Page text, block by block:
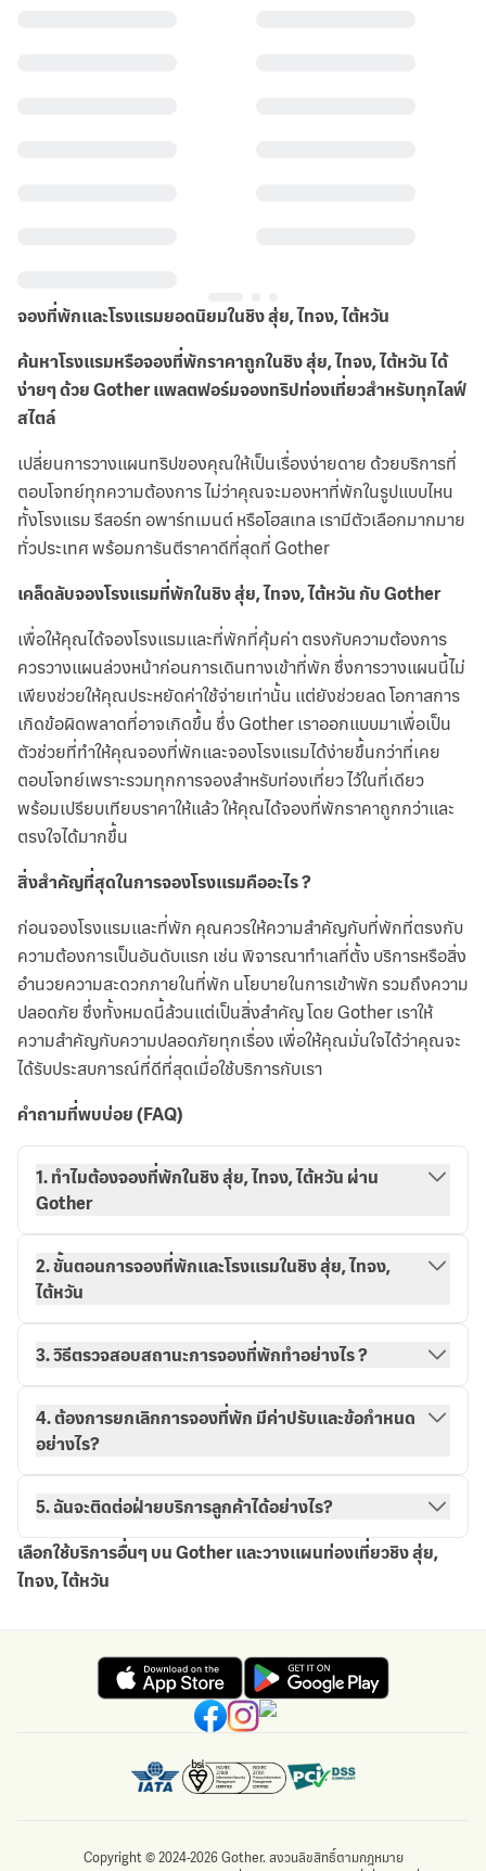
จองที่พักและโรงแรมยอดนิยมในชิง สุ่ย, ไทจง, ไต้หวัน
ค้นหาโรงแรมหรือจองที่พักราคาถูกในชิง สุ่ย, ไทจง, ไต้หวัน ได้
ง่ายๆ ด้วย Gother แพลตฟอร์มจองทริปท่องเที่ยวสำหรับทุกไลฟ์
สไตล์
เปลี่ยนการวางแผนทริปของคุณให้เป็นเรื่องง่ายดาย ด้วยบริการที่
ตอบโจทย์ทุกความต้องการ ไม่ว่าคุณจะมองหาที่พักในรูปแบบไหน
ทั้งโรงแรม รีสอร์ท อพาร์ทเมนต์ หรือโฮสเทล เรามีตัวเลือกมากมาย
ทั่วประเทศ พร้อมการันตีราคาดีที่สุดที่ Gother
เคล็ดลับจองโรงแรมที่พักในชิง สุ่ย, ไทจง, ไต้หวัน กับ Gother
เพื่อให้คุณได้จองโรงแรมและที่พักที่คุ้มค่า ตรงกับความต้องการ
ควรวางแผนล่วงหน้าก่อนการเดินทางเข้าที่พัก ซึ่งการวางแผนนี้ไม่
เพียงช่วยให้คุณประหยัดค่าใช้จ่ายเท่านั้น แต่ยังช่วยลด โอกาสการ
เกิดข้อผิดพลาดที่อาจเกิดขึ้น ซึ่ง Gother เราออกแบบมาเพื่อเป็น
ตัวช่วยที่ทำให้คุณจองที่พักและจองโรงแรมได้ง่ายขึ้นกว่าที่เคย
ตอบโจทย์เพราะรวมทุกการจองสำหรับท่องเที่ยว ไว้ในที่เดียว
พร้อมเปรียบเทียบราคาให้แล้ว ให้คุณได้จองที่พักราคาถูกกว่าและ
ตรงใจได้มากขึ้น
สิ่งสำคัญที่สุดในการจองโรงแรมคืออะไร ?
ก่อนจองโรงแรมและที่พัก คุณควรให้ความสำคัญกับที่พักที่ตรงกับ
ความต้องการเป็นอันดับแรก เช่น พิจารณาทำเลที่ตั้ง บริการหรือสิ่ง
อำนวยความสะดวกภายในที่พัก นโยบายในการเข้าพัก รวมถึงความ
ปลอดภัย ซึ่งทั้งหมดนี้ล้วนแต่เป็นสิ่งสำคัญ โดย Gother เราให้
ความสำคัญกับความปลอดภัยทุกเรื่อง เพื่อให้คุณมั่นใจได้ว่าคุณจะ
ได้รับประสบการณ์ที่ดีที่สุดเมื่อใช้บริการกับเรา
คำถามที่พบบ่อย (FAQ)
1. ทำไมต้องจองที่พักในชิง สุ่ย, ไทจง, ไต้หวัน ผ่าน
Gother
2. ขั้นตอนการจองที่พักและโรงแรมในชิง สุ่ย, ไทจง,
ไต้หวัน
3. วิธีตรวจสอบสถานะการจองที่พักทำอย่างไร ?
การจองของฉัน
4. ต้องการยกเลิกการจองที่พัก มีค่าปรับและข้อกำหนด
อย่างไร?
5. ฉันจะติดต่อฝ่ายบริการลูกค้าได้อย่างไร?
เลือกใช้บริการอื่นๆ บน Gother และวางแผนท่องเที่ยวชิง สุ่ย,
ไทจง, ไต้หวัน
Copyright © 2024-2026 Gother. สงวนลิขสิทธิ์ตามกฎหมาย